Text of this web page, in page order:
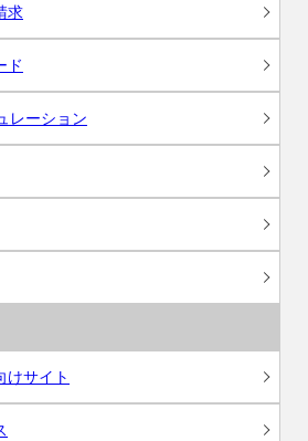
求
ド
レーション
けサイト